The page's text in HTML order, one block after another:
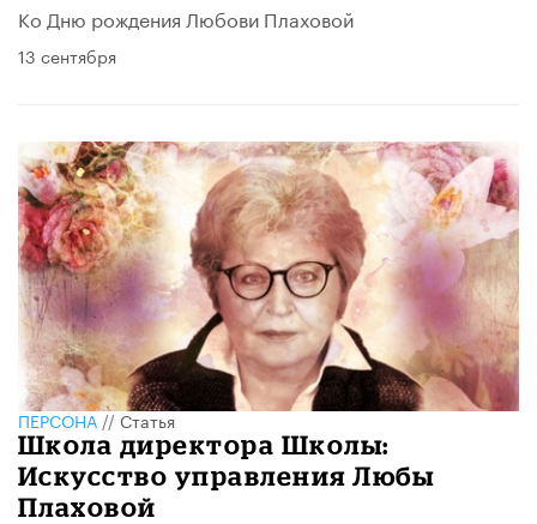
Ко Дню рождения Любови Плаховой
13 сентября
ПЕРСОНА//Статья
Школа директора Школы:
Искусство управления Любы
Плаховой